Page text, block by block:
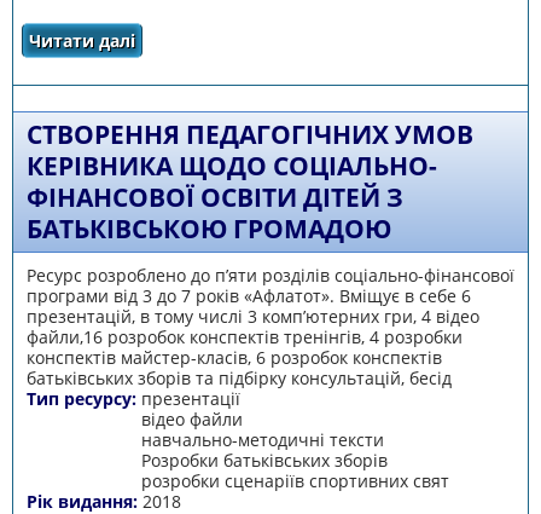
Читати далі
безпеки життєдіяльності дітей дошкільного
віку
СТВОРЕННЯ ПЕДАГОГІЧНИХ УМОВ
КЕРІВНИКА ЩОДО СОЦІАЛЬНО-
ФІНАНСОВОЇ ОСВІТИ ДІТЕЙ З
БАТЬКІВСЬКОЮ ГРОМАДОЮ
Ресурс розроблено до п’яти розділів соціально-фінансової
програми від 3 до 7 років «Афлатот». Вміщує в себе 6
презентацій, в тому числі 3 комп’ютерних гри, 4 відео
файли,16 розробок конспектів тренінгів, 4 розробки
конспектів майстер-класів, 6 розробок конспектів
батьківських зборів та підбірку консультацій, бесід
Тип ресурсу: презентації
відео файли
навчально-методичні тексти
Розробки батьківських зборів
розробки сценаріїв спортивних свят
Рік видання: 2018